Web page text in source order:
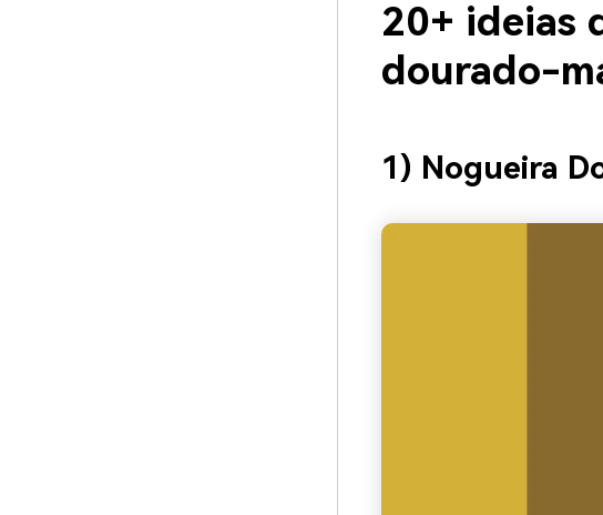
20+ ideias
dourado-
1) Nogueira